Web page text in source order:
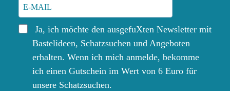
Ja, ich möchte den ausgefuXten Newsletter mit
Bastelideen, Schatzsuchen und Angeboten
erhalten. Wenn ich mich anmelde, bekomme
ich einen Gutschein im Wert von 6 Euro für
unsere Schatzsuchen.